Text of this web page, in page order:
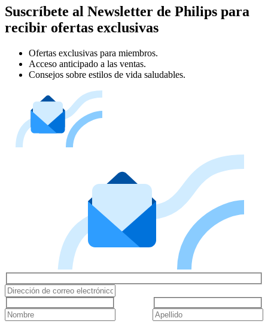
Suscríbete al Newsletter de Philips para
recibir ofertas exclusivas
Ofertas exclusivas para miembros.
Acceso anticipado a las ventas.
Consejos sobre estilos de vida saludables.